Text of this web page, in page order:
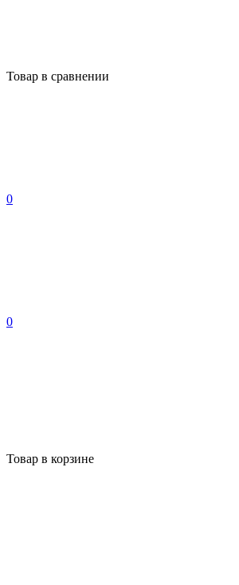
Товар в сравнении
0
0
Товар в корзине